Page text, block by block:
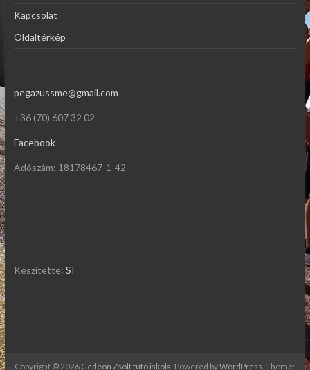
Kapcsolat
Oldaltérkép
pegazussme@gmail.com
+36 (70) 607 32 02
Facebook
Adószám: 18178467-1-42
Készítette: SI
Copyright © 2026 Gedeon Zsolt futó iskola. Powered byWordPress. Theme: